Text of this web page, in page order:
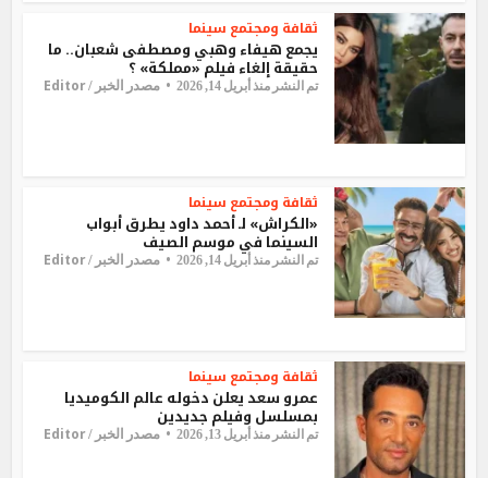
ثقافة ومجتمع سينما
يجمع هيفاء وهبي ومصطفى شعبان.. ما
حقيقة إلغاء فيلم «مملكة» ؟
تم النشر منذ أبريل 14, 2026 مصدر الخبر /Editor
ثقافة ومجتمع سينما
«الكراش» لـ أحمد داود يطرق أبواب
السينما في موسم الصيف
تم النشر منذ أبريل 14, 2026 مصدر الخبر /Editor
ثقافة ومجتمع سينما
عمرو سعد يعلن دخوله عالم الكوميديا
بمسلسل وفيلم جديدين
تم النشر منذ أبريل 13, 2026 مصدر الخبر /Editor